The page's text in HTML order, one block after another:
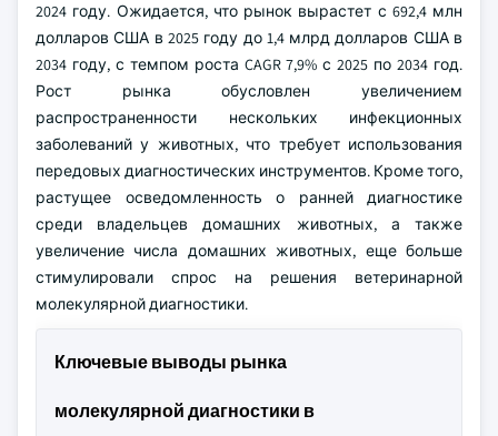
2024 году. Ожидается, что рынок вырастет с 692,4 млн
долларов США в 2025 году до 1,4 млрд долларов США в
2034 году, с темпом роста CAGR 7,9% с 2025 по 2034 год.
Рост рынка обусловлен увеличением
распространенности нескольких инфекционных
заболеваний у животных, что требует использования
передовых диагностических инструментов. Кроме того,
растущее осведомленность о ранней диагностике
среди владельцев домашних животных, а также
увеличение числа домашних животных, еще больше
стимулировали спрос на решения ветеринарной
молекулярной диагностики.
Ключевые выводы рынка
молекулярной диагностики в